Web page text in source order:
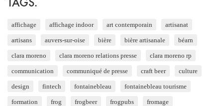
affichage affichage indoor art contemporain artisanat
artisans auvers-sur-oise bière bière artisanale béarn
clara moreno clara moreno relations presse clara moreno rp
communication communiqué de presse craft beer culture
design fintech fontainebleau fontainebleau tourisme
formation frog frogbeer frogpubs fromage